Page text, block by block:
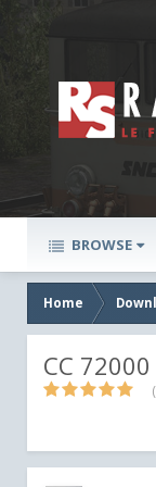
BROWSE
Home
CC 72000